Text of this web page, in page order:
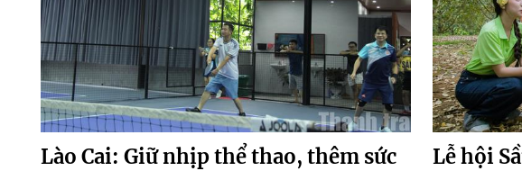
Lào Cai: Giữ nhịp thể thao, thêm sức
Lễ hội